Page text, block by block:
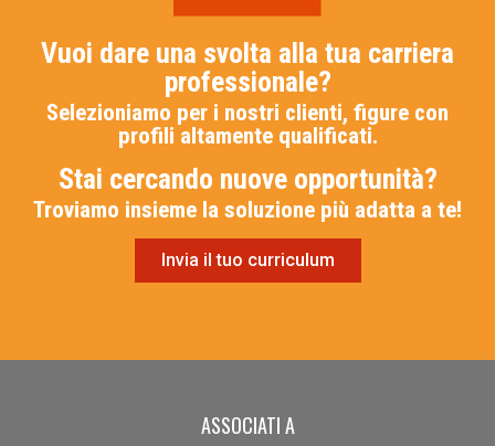
Vuoi dare una svolta alla tua carriera
professionale?
Selezioniamo per i nostri clienti, figure con
profili altamente qualificati.
Stai cercando nuove opportunità?
Troviamo insieme la soluzione più adatta a te!
Invia il tuo curriculum
ASSOCIATI A